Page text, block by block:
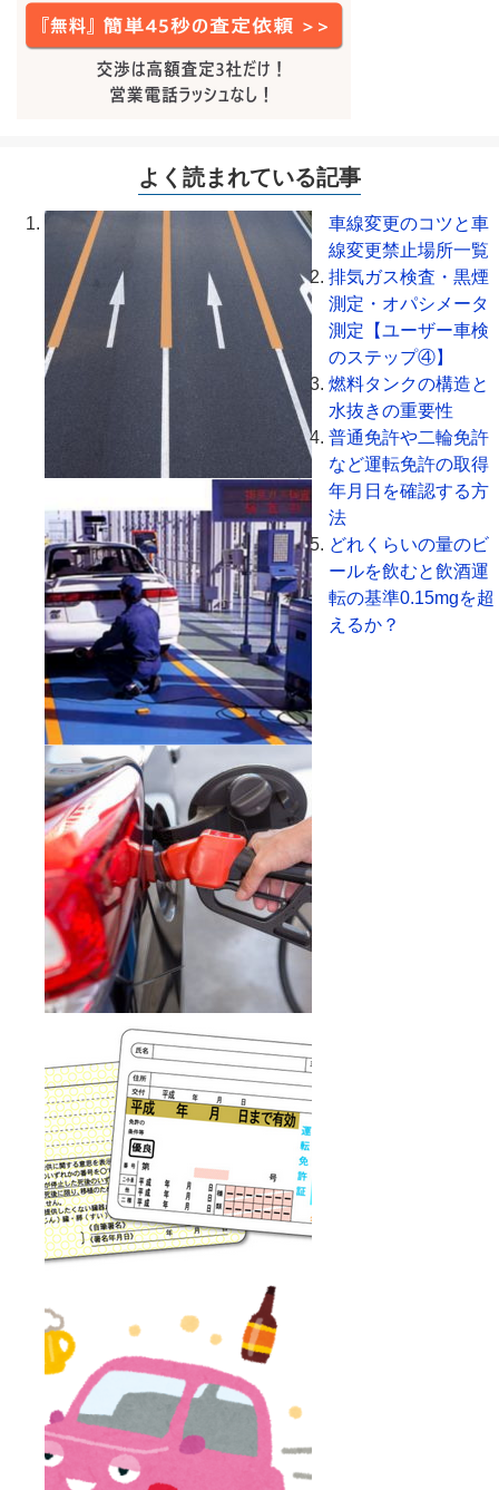
よく読まれている記事
車線変更のコツと車
線変更禁止場所一覧
排気ガス検査・黒煙
測定・オパシメータ
測定【ユーザー車検
のステップ④】
燃料タンクの構造と
水抜きの重要性
普通免許や二輪免許
など運転免許の取得
年月日を確認する方
法
どれくらいの量のビ
ールを飲むと飲酒運
転の基準0.15mgを超
えるか？